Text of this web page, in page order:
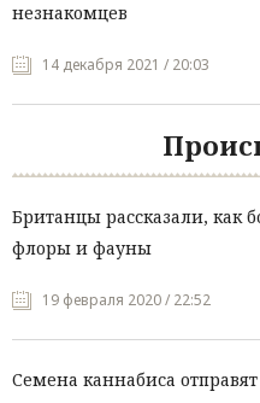
незнакомцев
14 декабря 2021 / 20:03
Британцы рассказали, как
флоры и фауны
19 февраля 2020 / 22:52
Семена каннабиса